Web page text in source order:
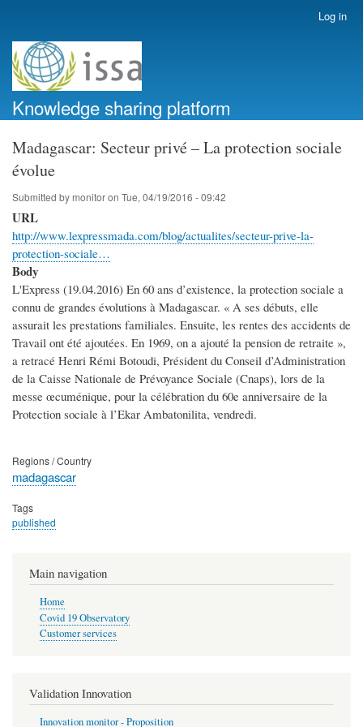
account
menu
Log in
Knowledge sharing platform
Madagascar: Secteur privé – La protection sociale
évolue
Submitted by monitoron Tue, 04/19/2016 - 09:42
URL
http://www.lexpressmada.com/blog/actualites/secteur-prive-la-
protection-sociale…
Body
L'Express (19.04.2016) En 60 ans d’existence, la protection sociale a
connu de grandes évolutions à Madagascar. « A ses débuts, elle
assurait les prestations familiales. Ensuite, les rentes des accidents de
Travail ont été ajoutées. En 1969, on a ajouté la pension de retraite »,
a retracé Henri Rémi Botoudi, Président du Conseil d’Administration
de la Caisse Nationale de Prévoyance Sociale (Cnaps), lors de la
messe œcuménique, pour la célébration du 60e anniversaire de la
Protection sociale à l’Ekar Ambatonilita, vendredi.
Regions / Country
madagascar
Tags
published
Main navigation
Home
Covid 19 Observatory
Customer services
Validation Innovation
Innovation monitor - Proposition